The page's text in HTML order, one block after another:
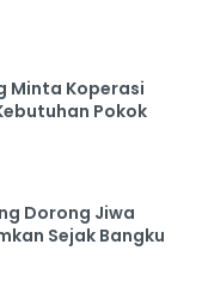
Minta Koperasi
Pokok
Dorong Jiwa
Sejak Bangku